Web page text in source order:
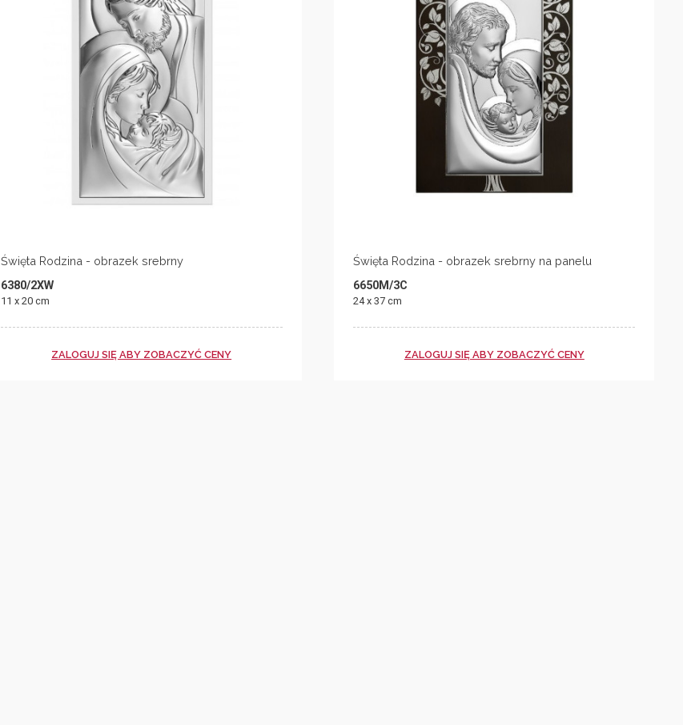
Święta Rodzina - obrazek srebrny
6380/2XW
11 x 20 cm
ZALOGUJ SIĘ ABY ZOBACZYĆ CENY
Święta Rodzina - obrazek srebrny na panelu
6650M/3C
24 x 37 cm
ZALOGUJ SIĘ ABY ZOBACZYĆ CENY